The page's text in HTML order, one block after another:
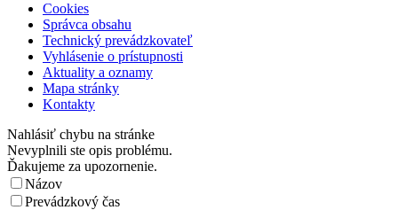
Cookies
Správca obsahu
Technický prevádzkovateľ
Vyhlásenie o prístupnosti
Aktuality a oznamy
Mapa stránky
Kontakty
Nahlásiť chybu na stránke
Nevyplnili ste opis problému.
Ďakujeme za upozornenie.
Názov
Prevádzkový čas